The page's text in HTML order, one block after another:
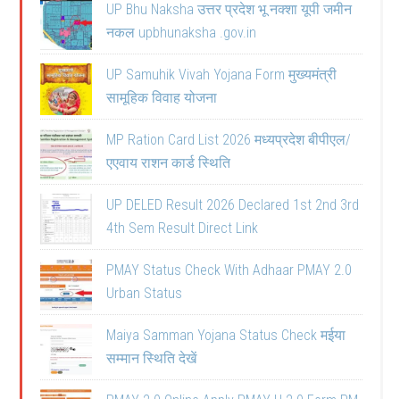
UP Bhu Naksha उत्तर प्रदेश भू नक्शा यूपी जमीन
नकल upbhunaksha .gov.in
UP Samuhik Vivah Yojana Form मुख्यमंत्री
सामूहिक विवाह योजना
MP Ration Card List 2026 मध्यप्रदेश बीपीएल/
एएवाय राशन कार्ड स्थिति
UP DELED Result 2026 Declared 1st 2nd 3rd
4th Sem Result Direct Link
PMAY Status Check With Adhaar PMAY 2.0
Urban Status
Maiya Samman Yojana Status Check मईया
सम्मान स्थिति देखें